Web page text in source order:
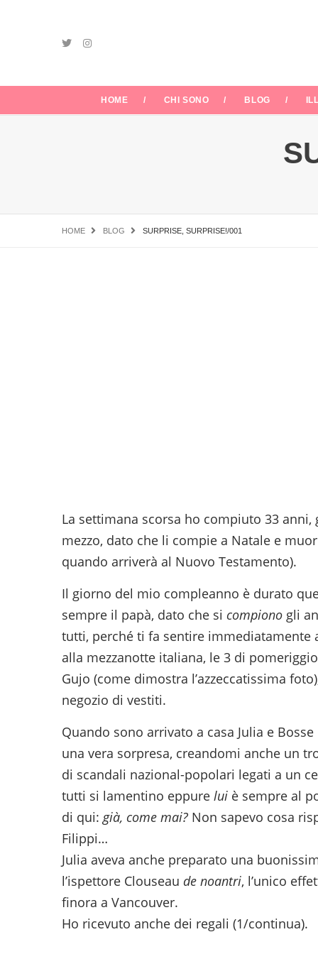
HOME CHI SONO BLOG
HOME BLOG SURPRISE, SURPRISE!/001
La settimana scorsa ho compiuto 33
mezzo, dato che li compie a Natale e
quando arriverà al Nuovo Testamento).
Il giorno del mio compleanno è durato
sempre il papà, dato che si compiono gli
tutti, perché ti fa sentire immediatamente
alla mezzanotte italiana, le 3 di
Gujo (come dimostra l’azzeccatissima
negozio di vestiti.
Quando sono arrivato a casa Julia e
una vera sorpresa, creandomi anche un
di scandali nazional-popolari legati a un
tutti si lamentino eppure lui è sempre al
di qui:già, come mai? Non sapevo cosa
Filippi…
Julia aveva anche preparato una
l’ispettore Clouseau de noantri, l’unico
finora a Vancouver.
Ho ricevuto anche dei regali (1/continua).